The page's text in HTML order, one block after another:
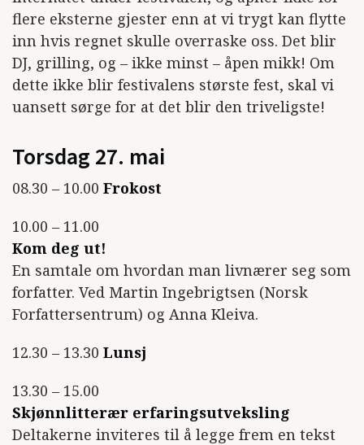
flere eksterne gjester enn at vi trygt kan flytte
inn hvis regnet skulle overraske oss. Det blir
DJ, grilling, og – ikke minst – åpen mikk! Om
dette ikke blir festivalens største fest, skal vi
uansett sørge for at det blir den triveligste!
Torsdag 27. mai
08.30 – 10.00 Frokost
10.00 – 11.00
Kom deg ut!
En samtale om hvordan man livnærer seg som
forfatter. Ved Martin Ingebrigtsen (Norsk
Forfattersentrum) og Anna Kleiva.
12.30 – 13.30 Lunsj
13.30 – 15.00
Skjønnlitterær erfaringsutveksling
Deltakerne inviteres til å legge frem en tekst